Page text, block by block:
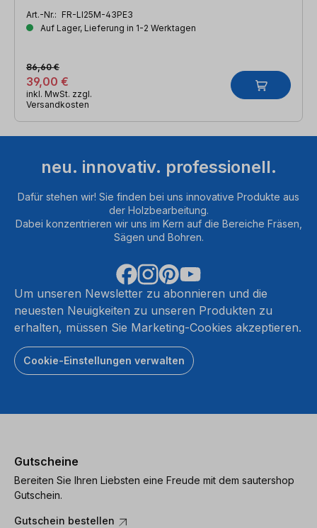
Art.-Nr.: FR-LI25M-43PE3
Auf Lager, Lieferung in 1-2 Werktagen
39,00 €
86,60 €
inkl. MwSt. zzgl.
Versandkosten
neu. innovativ. professionell.
Dafür stehen wir! Sie finden bei uns innovative Produkte aus
der Holzbearbeitung.
Dabei konzentrieren wir uns im Kern auf die Bereiche Fräsen,
Sägen und Bohren.
Um unseren Newsletter zu abonnieren und die
neuesten Neuigkeiten zu unseren Produkten zu
erhalten, müssen Sie Marketing-Cookies akzeptieren.
Cookie-Einstellungen verwalten
Gutscheine
Bereiten Sie Ihren Liebsten eine Freude mit dem sautershop
Gutschein.
Gutschein bestellen